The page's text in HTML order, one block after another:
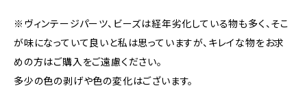
※ヴィンテージパーツ、ビーズは経年劣化している物も多く、そこ
が味になっていて良いと私は思っていますが、キレイな物をお求
めの方はご購入をご遠慮ください。
多少の色の剥げや色の変化はございます。